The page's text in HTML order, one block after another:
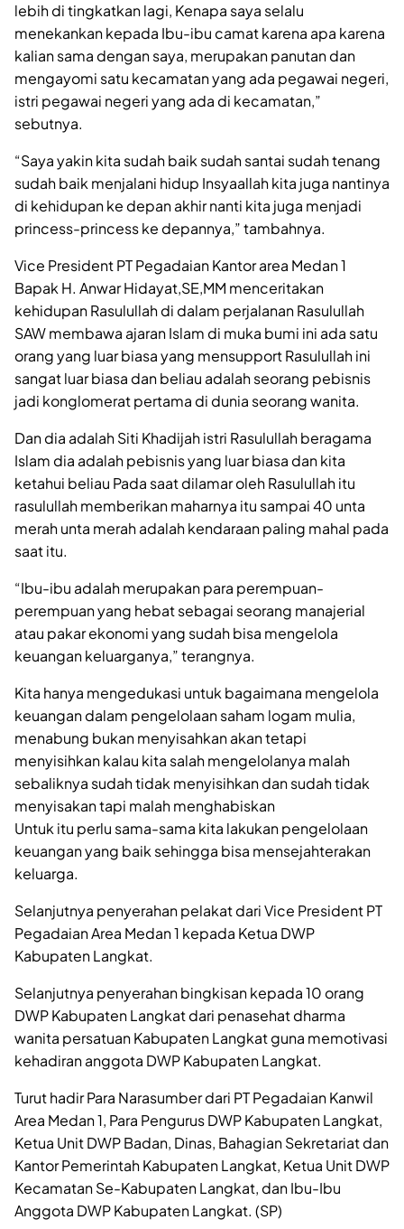
lebih di tingkatkan lagi, Kenapa saya selalu
menekankan kepada Ibu-ibu camat karena apa karena
kalian sama dengan saya, merupakan panutan dan
mengayomi satu kecamatan yang ada pegawai negeri,
istri pegawai negeri yang ada di kecamatan,”
sebutnya.
“Saya yakin kita sudah baik sudah santai sudah tenang
sudah baik menjalani hidup Insyaallah kita juga nantinya
di kehidupan ke depan akhir nanti kita juga menjadi
princess-princess ke depannya,” tambahnya.
Vice President PT Pegadaian Kantor area Medan 1
Bapak H. Anwar Hidayat,SE,MM menceritakan
kehidupan Rasulullah di dalam perjalanan Rasulullah
SAW membawa ajaran Islam di muka bumi ini ada satu
orang yang luar biasa yang mensupport Rasulullah ini
sangat luar biasa dan beliau adalah seorang pebisnis
jadi konglomerat pertama di dunia seorang wanita.
Dan dia adalah Siti Khadijah istri Rasulullah beragama
Islam dia adalah pebisnis yang luar biasa dan kita
ketahui beliau Pada saat dilamar oleh Rasulullah itu
rasulullah memberikan maharnya itu sampai 40 unta
merah unta merah adalah kendaraan paling mahal pada
saat itu.
“Ibu-ibu adalah merupakan para perempuan-
perempuan yang hebat sebagai seorang manajerial
atau pakar ekonomi yang sudah bisa mengelola
keuangan keluarganya,” terangnya.
Kita hanya mengedukasi untuk bagaimana mengelola
keuangan dalam pengelolaan saham logam mulia,
menabung bukan menyisahkan akan tetapi
menyisihkan kalau kita salah mengelolanya malah
sebaliknya sudah tidak menyisihkan dan sudah tidak
menyisakan tapi malah menghabiskan
Untuk itu perlu sama-sama kita lakukan pengelolaan
keuangan yang baik sehingga bisa mensejahterakan
keluarga.
Selanjutnya penyerahan pelakat dari Vice President PT
Pegadaian Area Medan 1 kepada Ketua DWP
Kabupaten Langkat.
Selanjutnya penyerahan bingkisan kepada 10 orang
DWP Kabupaten Langkat dari penasehat dharma
wanita persatuan Kabupaten Langkat guna memotivasi
kehadiran anggota DWP Kabupaten Langkat.
Turut hadir Para Narasumber dari PT Pegadaian Kanwil
Area Medan 1, Para Pengurus DWP Kabupaten Langkat,
Ketua Unit DWP Badan, Dinas, Bahagian Sekretariat dan
Kantor Pemerintah Kabupaten Langkat, Ketua Unit DWP
Kecamatan Se-Kabupaten Langkat, dan Ibu-Ibu
Anggota DWP Kabupaten Langkat. (SP)